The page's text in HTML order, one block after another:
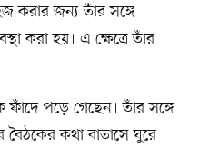
করার জন্য তাঁর সঙ্গে
করা হয়। এ ক্ষেত্রে তাঁর
পড়ে গেছেন। তাঁর সঙ্গে
বৈঠকের কথা বাতাসে ঘুরে